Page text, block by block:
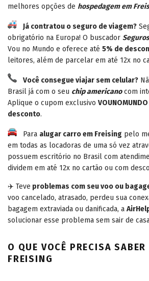
melhores opções de hospedagem em
Já contratou o seguro de viagem?
obrigatório na Europa! O buscador
Vou no Mundo e oferece até 5% de
leitores, além de parcelar em até 12x no
Você consegue viajar sem celular?
Brasil já com o seu chip americanocom
Aplique o cupom exclusivo VOUNOMUNDO
desconto.
Para alugar carro em Freising pelo
em todas as locadoras de uma só vez
possuem escritório no Brasil com
dividem em até 12x no cartão ou com
✈️ Teve problemas com seu voo ou
voo cancelado, atrasado, perdeu sua
bagagem extraviada ou danificada, a
solucionar esse problema sem sair de
O QUE VOCÊ PRECISA SABER
FREISING